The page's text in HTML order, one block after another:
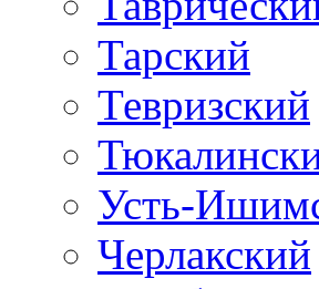
Тарский
Тевризский
Усть-
Черлакский